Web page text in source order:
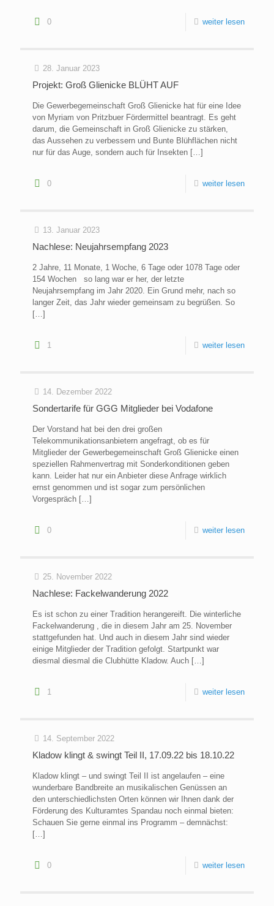
0 weiter lesen
28. Januar 2023
Projekt: Groß Glienicke BLÜHT AUF
Die Gewerbegemeinschaft Groß Glienicke hat für eine Idee
von Myriam von Pritzbuer Fördermittel beantragt. Es geht
darum, die Gemeinschaft in Groß Glienicke zu stärken,
das Aussehen zu verbessern und Bunte Blühflächen nicht
nur für das Auge, sondern auch für Insekten […]
0 weiter lesen
13. Januar 2023
Nachlese: Neujahrsempfang 2023
2 Jahre, 11 Monate, 1 Woche, 6 Tage oder 1078 Tage oder
154 Wochen so lang war er her, der letzte
Neujahrsempfang im Jahr 2020. Ein Grund mehr, nach so
langer Zeit, das Jahr wieder gemeinsam zu begrüßen. So
[…]
1 weiter lesen
14. Dezember 2022
Sondertarife für GGG Mitglieder bei Vodafone
Der Vorstand hat bei den drei großen
Telekommunikationsanbietern angefragt, ob es für
Mitglieder der Gewerbegemeinschaft Groß Glienicke einen
speziellen Rahmenvertrag mit Sonderkonditionen geben
kann. Leider hat nur ein Anbieter diese Anfrage wirklich
ernst genommen und ist sogar zum persönlichen
Vorgespräch […]
0 weiter lesen
25. November 2022
Nachlese: Fackelwanderung 2022
Es ist schon zu einer Tradition herangereift. Die winterliche
Fackelwanderung , die in diesem Jahr am 25. November
stattgefunden hat. Und auch in diesem Jahr sind wieder
einige Mitglieder der Tradition gefolgt. Startpunkt war
diesmal diesmal die Clubhütte Kladow. Auch […]
1 weiter lesen
14. September 2022
Kladow klingt & swingt Teil II, 17.09.22 bis 18.10.22
Kladow klingt – und swingt Teil II ist angelaufen – eine
wunderbare Bandbreite an musikalischen Genüssen an
den unterschiedlichsten Orten können wir Ihnen dank der
Förderung des Kulturamtes Spandau noch einmal bieten:
Schauen Sie gerne einmal ins Programm – demnächst:
[…]
0 weiter lesen